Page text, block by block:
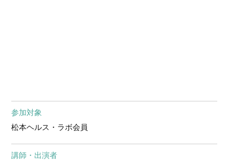
参加対象
松本ヘルス・ラボ会員
講師・出演者